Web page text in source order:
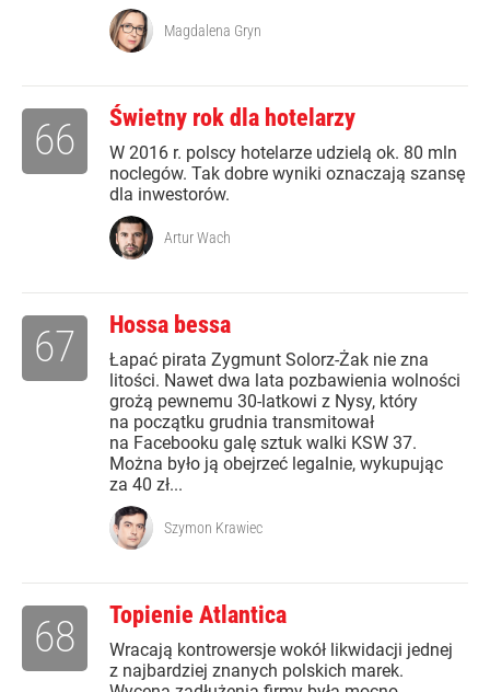
Magdalena Gryn
Świetny rok dla hotelarzy
W 2016 r. polscy hotelarze udzielą ok. 80 mln
noclegów. Tak dobre wyniki oznaczają szansę
dla inwestorów.
66
Artur Wach
Hossa bessa
Łapać pirata Zygmunt Solorz-Żak nie zna
litości. Nawet dwa lata pozbawienia wolności
grożą pewnemu 30-latkowi z Nysy, który
na początku grudnia transmitował
na Facebooku galę sztuk walki KSW 37.
Można było ją obejrzeć legalnie, wykupując
za 40 zł...
67
Szymon Krawiec
Topienie Atlantica
Wracają kontrowersje wokół likwidacji jednej
z najbardziej znanych polskich marek.
68